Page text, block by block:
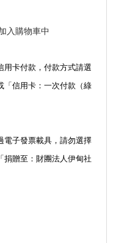
入購物車中
用卡付款，付款方式請選
「信用卡：一次付款（綠
電子發票載具，請勿選擇
捐贈至：財團法人伊甸社